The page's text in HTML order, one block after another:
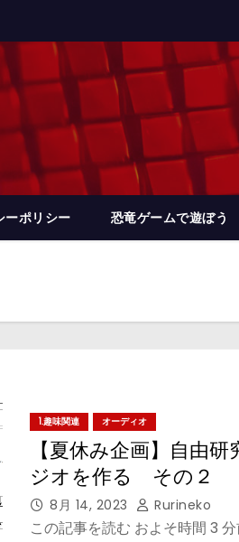
ーポリシー 恐竜ゲームで遊ぼう
1.趣味関連 オーディオ
【夏休み企画】自由
ジオを作る その２
8月 14, 2023 Rurineko
この記事を読む およそ時間 3